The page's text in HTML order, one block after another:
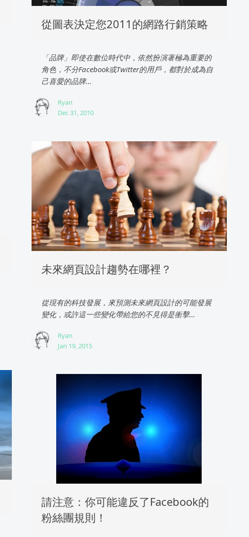
從圖表決定您2011的網路行銷策略
「品牌」即使在數位時代中，依然扮演著極為重要的
角色，不分Facebook或Twitter的用戶，都對於成為自
己喜愛的品牌...
Ryan
Dec 31, 2010
未來網頁設計趨勢在哪裡？
從現有的科技發展，來預測未來網頁設計的可能發展
變化，或許這一些變化帶給您的不見得是衝擊...
Ryan
Jan 19, 2015
請注意：你可能違反了Facebook的
粉絲團規則！